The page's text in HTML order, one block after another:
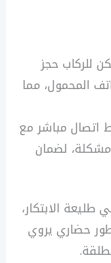
للركاب حجز
المحمول، مما
اتصال مباشر مع
لضمان
الابتكار،
حضاري يروي